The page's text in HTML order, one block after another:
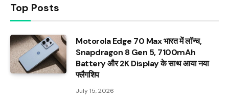
Top Posts
Motorola Edge 70 Max भारत में लॉन्च,
Snapdragon 8 Gen 5, 7100mAh
Battery और 2K Display के साथ आया नया
फ्लैगशिप
July 15, 2026